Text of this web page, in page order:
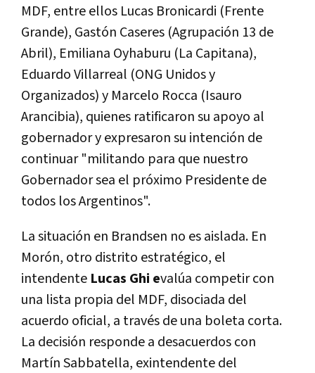
MDF, entre ellos Lucas Bronicardi (Frente
Grande), Gastón Caseres (Agrupación 13 de
Abril), Emiliana Oyhaburu (La Capitana),
Eduardo Villarreal (ONG Unidos y
Organizados) y Marcelo Rocca (Isauro
Arancibia), quienes ratificaron su apoyo al
gobernador y expresaron su intención de
continuar "militando para que nuestro
Gobernador sea el próximo Presidente de
todos los Argentinos".
La situación en Brandsen no es aislada. En
Morón, otro distrito estratégico, el
intendente Lucas Ghi evalúa competir con
una lista propia del MDF, disociada del
acuerdo oficial, a través de una boleta corta.
La decisión responde a desacuerdos con
Martín Sabbatella, exintendente del